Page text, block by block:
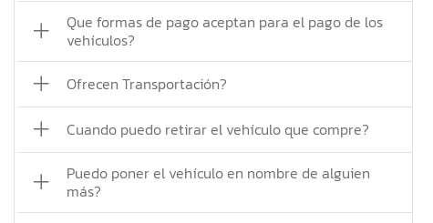
Que formas de pago aceptan para el pago de los
vehículos?
Ofrecen Transportación?
Cuando puedo retirar el vehículo que compre?
Puedo poner el vehículo en nombre de alguien
más?